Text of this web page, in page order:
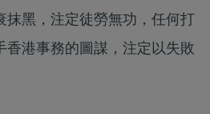
抹黑，注定徒勞無功，任何打
香港事務的圖謀，注定以失敗